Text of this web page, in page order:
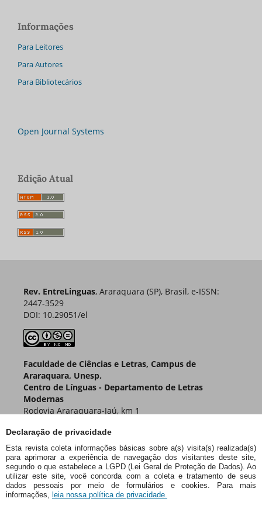
Declaração de privacidade
Esta revista coleta informações básicas sobre a(s) visita(s) realizada(s)
para aprimorar a experiência de navegação dos visitantes deste site,
segundo o que estabelece a LGPD (Lei Geral de Proteção de Dados). Ao
utilizar este site, você concorda com a coleta e tratamento de seus
dados pessoais por meio de formulários e cookies. Para mais
informações, leia nossa política de privacidade.
Informações
Para Leitores
Para Autores
Para Bibliotecários
Open Journal Systems
Edição Atual
Rev. EntreLinguas, Araraquara (SP), Brasil, e-ISSN:
2447-3529
DOI: 10.29051/el
Faculdade de Ciências e Letras, Campus de
Araraquara, Unesp.
Centro de Línguas - Departamento de Letras
Modernas
Rodovia Araraquara-Jaú, km 1
Araraquara – SP – Brasil